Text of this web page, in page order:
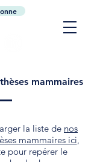
mammaires
la liste de nos
mammaires ici,
pour repérer le